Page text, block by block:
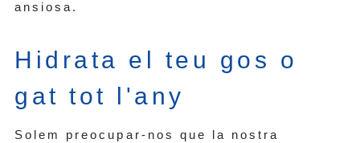
ansiosa.
Hidrata el teu gos o
gat tot l'any
Solem preocupar-nos que la nostra